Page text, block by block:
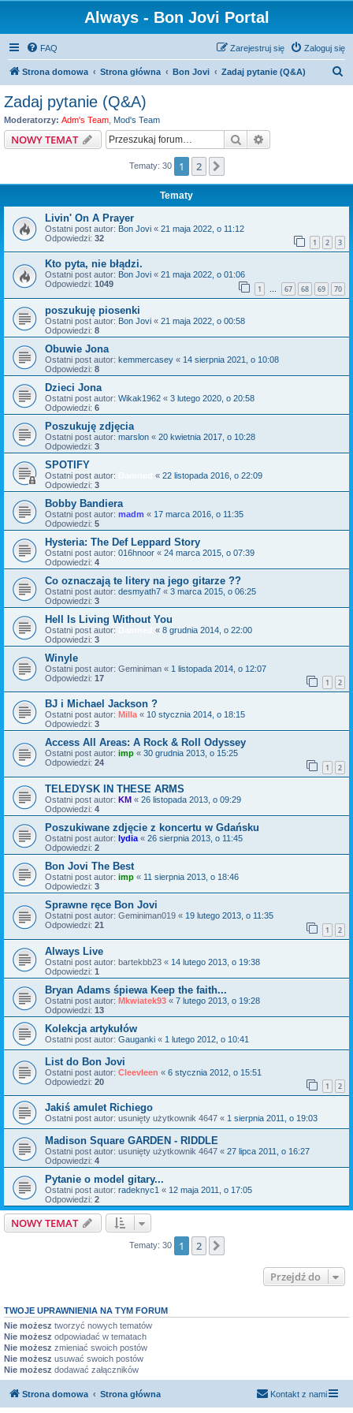
Always - Bon Jovi Portal
FAQ Zaloguj się
Zarejestruj się
Strona domowa Strona główna Bon Jovi Zadaj pytanie (Q&A)
Zadaj pytanie (Q&A)
Moderatorzy: Adm's Team Mod's Team
NOWY TEMAT Szukaj
Tematy: 30 1 2
Tematy
Livin' On A Prayer
Ostatni post autor: Bon Jovi « 21 maja 2022, o 11:12
Odpowiedzi: 32 1 2 3
Kto pyta, nie błądzi.
Ostatni post autor: Bon Jovi « 21 maja 2022, o 01:06
Odpowiedzi: 1049 1 … 67 68 69 70
poszukuję piosenki
Ostatni post autor: Bon Jovi « 21 maja 2022, o 00:58
Odpowiedzi: 8
Obuwie Jona
Ostatni post autor: kemmercasey « 14 sierpnia 2021, o 10:08
Odpowiedzi: 8
Dzieci Jona
Ostatni post autor: Wikak1962 « 3 lutego 2020, o 20:58
Odpowiedzi: 6
Poszukuję zdjęcia
Ostatni post autor: marslon « 20 kwietnia 2017, o 10:28
Odpowiedzi: 3
SPOTIFY
Ostatni post autor: « 22 listopada 2016, o 22:09
Odpowiedzi: 3
Bobby Bandiera
Ostatni post autor: madm « 17 marca 2016, o 11:35
Odpowiedzi: 5
Hysteria: The Def Leppard Story
Ostatni post autor: 016hnoor « 24 marca 2015, o 07:39
Odpowiedzi: 4
Co oznaczają te litery na jego gitarze ??
Ostatni post autor: desmyath7 « 3 marca 2015, o 06:25
Odpowiedzi: 3
Hell Is Living Without You
Ostatni post autor: « 8 grudnia 2014, o 22:00
Odpowiedzi: 3
Winyle
Ostatni post autor: Geminiman « 1 listopada 2014, o 12:07
Odpowiedzi: 17 1 2
BJ i Michael Jackson ?
Ostatni post autor: Milla « 10 stycznia 2014, o 18:15
Odpowiedzi: 3
Access All Areas: A Rock & Roll Odyssey
Ostatni post autor: imp « 30 grudnia 2013, o 15:25
Odpowiedzi: 24 1 2
TELEDYSK IN THESE ARMS
Ostatni post autor: KM « 26 listopada 2013, o 09:29
Odpowiedzi: 4
Poszukiwane zdjęcie z koncertu w Gdańsku
Ostatni post autor: lydia « 26 sierpnia 2013, o 11:45
Odpowiedzi: 2
Bon Jovi The Best
Ostatni post autor: imp « 11 sierpnia 2013, o 18:46
Odpowiedzi: 3
Sprawne ręce Bon Jovi
Ostatni post autor: Geminiman019 « 19 lutego 2013, o 11:35
Odpowiedzi: 21 1 2
Always Live
Ostatni post autor: bartekbb23 « 14 lutego 2013, o 19:38
Odpowiedzi: 1
Bryan Adams śpiewa Keep the faith...
Ostatni post autor: Mkwiatek93 « 7 lutego 2013, o 19:28
Odpowiedzi: 13
Kolekcja artykułów
Ostatni post autor: Gauganki « 1 lutego 2012, o 10:41
List do Bon Jovi
Ostatni post autor: Cleevleen « 6 stycznia 2012, o 15:51
Odpowiedzi: 20 1 2
Jakiś amulet Richiego
Ostatni post autor: usunięty użytkownik 4647 « 1 sierpnia 2011, o 19:03
Madison Square GARDEN - RIDDLE
Ostatni post autor: usunięty użytkownik 4647 « 27 lipca 2011, o 16:27
Odpowiedzi: 4
Pytanie o model gitary...
Ostatni post autor: radeknyc1 « 12 maja 2011, o 17:05
Odpowiedzi: 2
NOWY TEMAT
Tematy: 30 1 2
Przejdź do
TWOJE UPRAWNIENIA NA TYM FORUM
Nie możesz tworzyć nowych tematów
Nie możesz odpowiadać w tematach
Nie możesz zmieniać swoich postów
Nie możesz usuwać swoich postów
Nie możesz dodawać załączników
Strona domowa Strona główna Kontakt z nami